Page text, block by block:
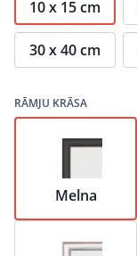
10 x 15 cm
30 x 40 cm
RĀMJU KRĀSA
Melna